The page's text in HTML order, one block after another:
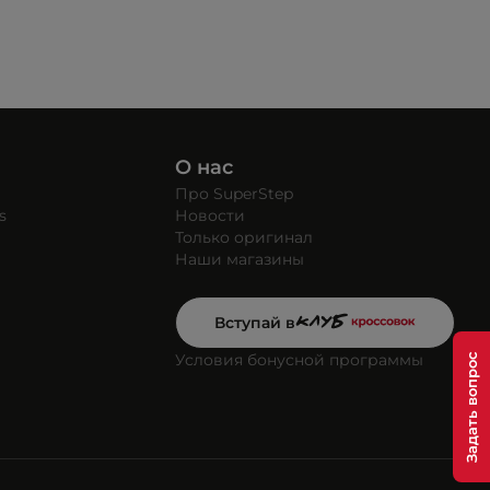
О нас
Про SuperStep
Новости
Только оригинал
Наши магазины
Вступай в
Условия бонусной программы